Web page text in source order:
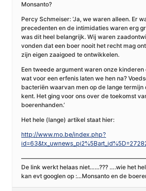
Monsanto?
Percy Schmeiser: ‘Ja, we waren alleen. Er
precedenten en de intimidaties waren erg
was dit heel belangrijk. Wij waren
vonden dat een boer nooit het recht mag
zijn eigen zaaigoed te ontwikkelen.
Een tweede argument waren onze
wat voor een erfenis laten we hen na?
bacteriën waarvan men op de lange termijn
kent. Het ging voor ons over de toekomst
boerenhanden.’
Het hele (lange) artikel staat hier:
http://www.mo.be/index.php?
De link werkt helaas niet……??? ….wie het
kan evt googlen op :…Monsanto en de